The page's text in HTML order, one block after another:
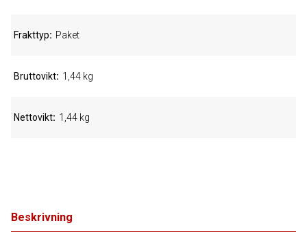
Beskrivning
Frakttyp Paket
Bruttovikt 1,44 kg
Nettovikt 1,44 kg